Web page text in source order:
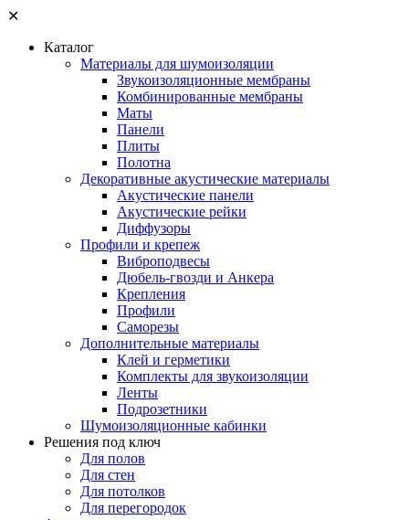
✕
Каталог
Материалы для шумоизоляции
Звукоизоляционные мембраны
Комбинированные мембраны
Маты
Панели
Плиты
Полотна
Декоративные акустические материалы
Акустические панели
Акустические рейки
Диффузоры
Профили и крепеж
Виброподвесы
Дюбель-гвозди и Анкера
Крепления
Профили
Саморезы
Дополнительные материалы
Клей и герметики
Комплекты для звукоизоляции
Ленты
Подрозетники
Шумоизоляционные кабинки
Решения под ключ
Для полов
Для стен
Для потолков
Для перегородок